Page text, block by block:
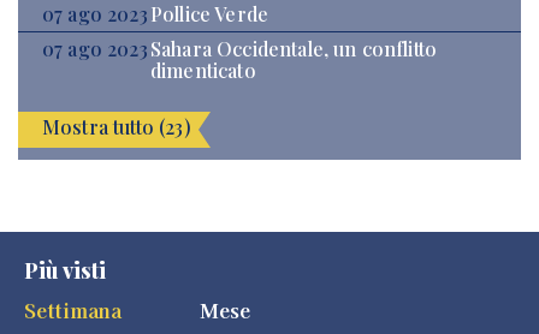
07 ago 2023Pollice Verde
07 ago 2023Sahara Occidentale, un conflitto
dimenticato
Mostra tutto (23)
Più visti
Settimana
Mese